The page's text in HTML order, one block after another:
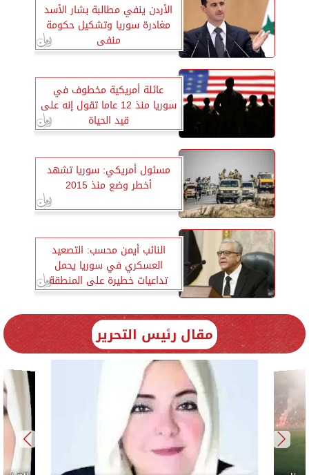
الأردن ينفي مطالبة بشار الأسد
مغادرة سوريا وتشكيل حكومة
منفى
عائلة أمريكية مخطوف في
سوريا منذ 12 عاما تقول إنه على
قيد الحياة
مسئول أمريكي: سوريا تشهد
أخطر وضع منذ 2015
النائب أيمن محسب: التصعيد
العسكري في سوريا يحمل
تداعيات خطيرة على المنطقة
مقال رئيس التحرير